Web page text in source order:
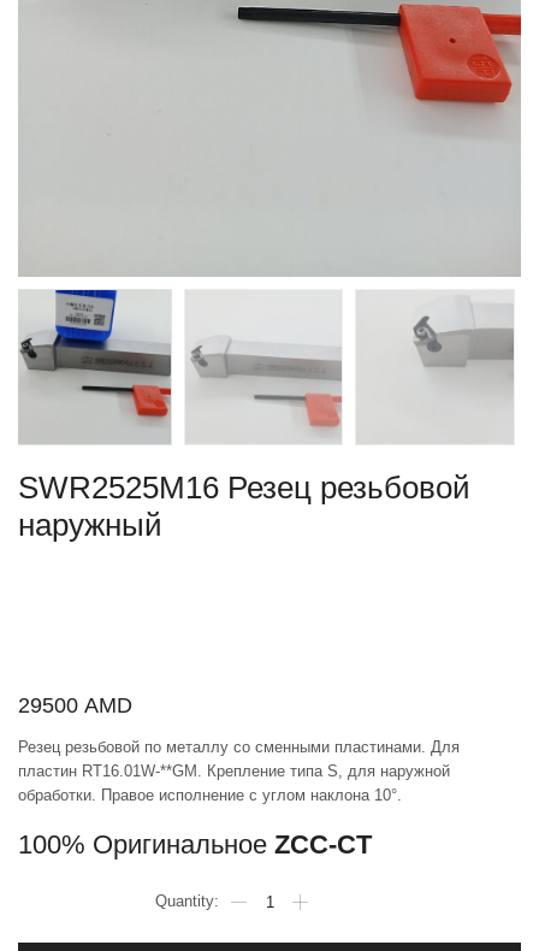
SWR2525M16 Резец резьбовой
наружный
29500 AMD
Резец резьбовой по металлу со сменными пластинами. Для
пластин RT16.01W-**GM. Крепление типа S, для наружной
обработки. Правое исполнение с углом наклона 10°.
100% Оригинальное ZCC-CT